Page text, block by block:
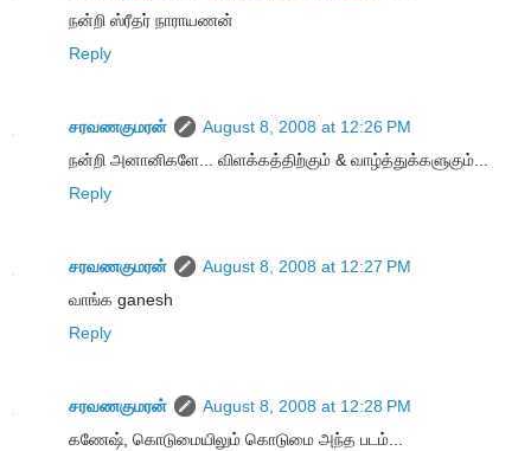
நன்றி ஸ்ரீதர் நாராயணன்
Reply
சரவணகுமரன்
August 8, 2008 at 12:26 PM
நன்றி அனானிகளே... விளக்கத்திற்கும் & வாழ்த்துக்களுகும்...
Reply
சரவணகுமரன்
August 8, 2008 at 12:27 PM
வாங்க ganesh
Reply
சரவணகுமரன்
August 8, 2008 at 12:28 PM
கணேஷ், கொடுமையிலும் கொடுமை அந்த படம்...